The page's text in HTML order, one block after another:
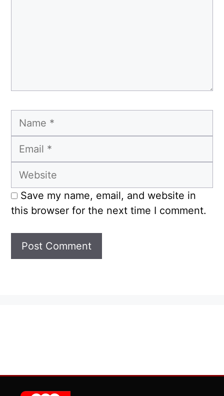
Name
Email
Website
Save my name, email, and website in
this browser for the next time I comment.